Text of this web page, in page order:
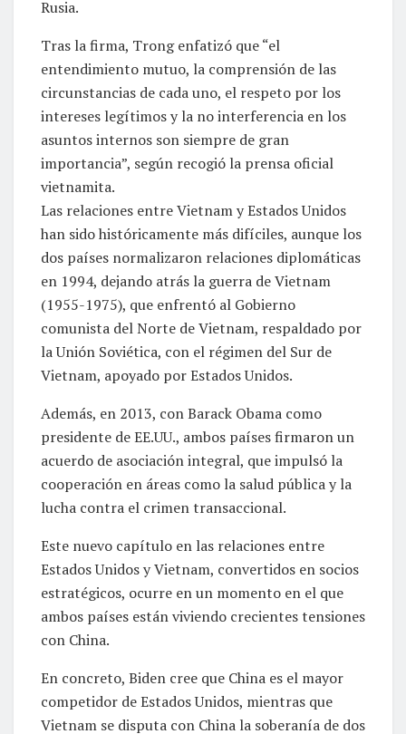
Rusia.
Tras la firma, Trong enfatizó que “el
entendimiento mutuo, la comprensión de las
circunstancias de cada uno, el respeto por los
intereses legítimos y la no interferencia en los
asuntos internos son siempre de gran
importancia”, según recogió la prensa oficial
vietnamita.
Las relaciones entre Vietnam y Estados Unidos
han sido históricamente más difíciles, aunque los
dos países normalizaron relaciones diplomáticas
en 1994, dejando atrás la guerra de Vietnam
(1955-1975), que enfrentó al Gobierno
comunista del Norte de Vietnam, respaldado por
la Unión Soviética, con el régimen del Sur de
Vietnam, apoyado por Estados Unidos.
Además, en 2013, con Barack Obama como
presidente de EE.UU., ambos países firmaron un
acuerdo de asociación integral, que impulsó la
cooperación en áreas como la salud pública y la
lucha contra el crimen transaccional.
Este nuevo capítulo en las relaciones entre
Estados Unidos y Vietnam, convertidos en socios
estratégicos, ocurre en un momento en el que
ambos países están viviendo crecientes tensiones
con China.
En concreto, Biden cree que China es el mayor
competidor de Estados Unidos, mientras que
Vietnam se disputa con China la soberanía de dos